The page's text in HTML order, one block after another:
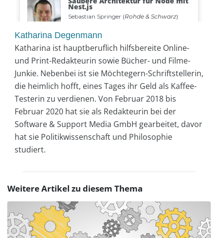
Katharina Degenmann
Katharina ist hauptberuflich hilfsbereite Online-
und Print-Redakteurin sowie Bücher- und Filme-
Junkie. Nebenbei ist sie Möchtegern-Schriftstellerin,
die heimlich hofft, eines Tages ihr Geld als Kaffee-
Testerin zu verdienen. Von Februar 2018 bis
Februar 2020 hat sie als Redakteurin bei der
Software & Support Media GmbH gearbeitet, davor
hat sie Politikwissenschaft und Philosophie
studiert.
Weitere Artikel zu diesem Thema